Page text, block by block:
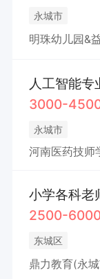
永城市
人工智能专
3000-
永城市
河南医药技师
小学各科老
2500-
东城区
鼎力教育(永